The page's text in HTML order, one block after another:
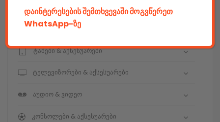
კამერები & აქსესუარები
ნოუთბუქები & აქსესუარები
ტაბები & აქსესუარები
ტელევიზორები & აქსესუარები
აუდიო & ვიდეო
კონსოლები & აქსესუარები
დაინტერესების შემთხვევაში მოგვწერეთ
WhatsApp-ზე